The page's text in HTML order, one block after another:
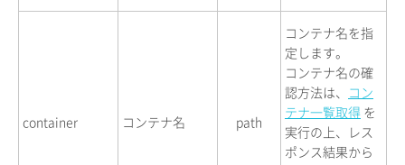
container コンテナ名 path
コンテナ名を指
定します。
コンテナ名の確
認方法は、 コン
テナ一覧取得 を
実行の上、レス
ポンス結果から